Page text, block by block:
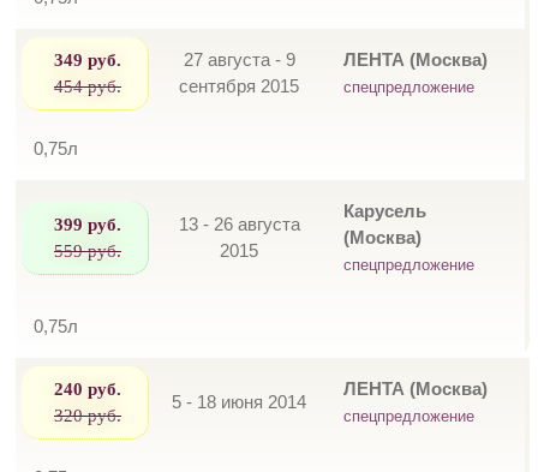
349 руб.
454 руб.
27 августа - 9
сентября 2015
ЛЕНТА (Москва)
спецпредложение
0,75л
399 руб.
559 руб.
13 - 26 августа
2015
Карусель
(Москва)
спецпредложение
0,75л
240 руб.
320 руб.
5 - 18 июня 2014
ЛЕНТА (Москва)
спецпредложение